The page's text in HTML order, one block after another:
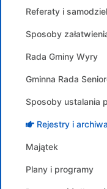
Referaty i
Sposoby
Rada Gminy Wyry
Gminna Rada
Sposoby ustalania
Rejestry i archiwa
Majątek
Plany i programy